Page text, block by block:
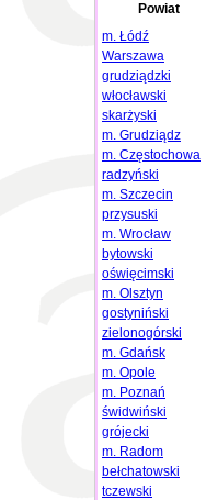
Powiat
m. Łódź
Warszawa
grudziądzki
włocławski
skarżyski
m. Grudziądz
m. Częstochowa
radzyński
m. Szczecin
przysuski
m. Wrocław
bytowski
oświęcimski
m. Olsztyn
gostyniński
zielonogórski
m. Gdańsk
m. Opole
m. Poznań
świdwiński
grójecki
m. Radom
bełchatowski
tczewski